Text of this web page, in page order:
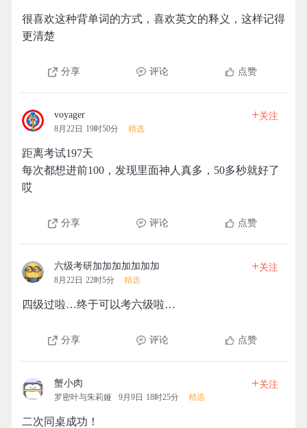
很喜欢这种背单词的方式，喜欢英文的释义，这样记得
更清楚
分享 评论 点赞
voyager
8月22日 19时50分 精选
+关注
距离考试197天
每次都想进前100，发现里面神人真多，50多秒就好了
哎
分享 评论 点赞
六级考研加加加加加加加
8月22日 22时5分 精选
+关注
四级过啦…终于可以考六级啦…
分享 评论 点赞
蟹小肉
罗密叶与朱莉娅 9月9日 18时25分 精选
+关注
二次同桌成功！